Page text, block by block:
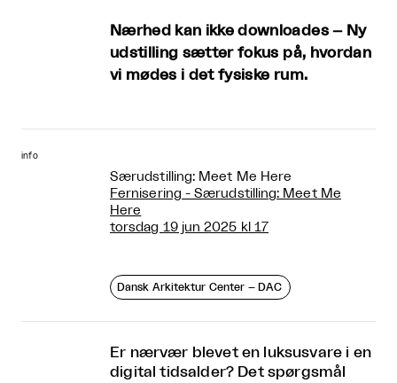
Nærhed kan ikke downloades – Ny
udstilling sætter fokus på, hvordan
vi mødes i det fysiske rum.
info
Særudstilling: Meet Me Here
Fernisering - Særudstilling: Meet Me
Here
torsdag 19 jun 2025 kl 17
Dansk Arkitektur Center – DAC
Er nærvær blevet en luksusvare i en
digital tidsalder? Det spørgsmål